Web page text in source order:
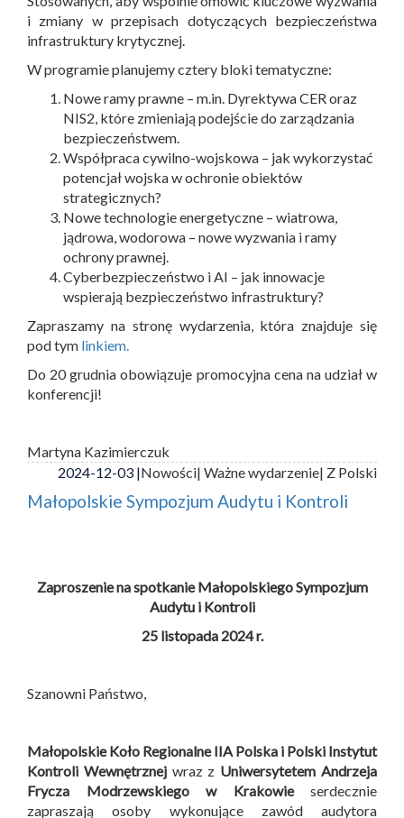
i zmiany w przepisach dotyczących bezpieczeństwa
infrastruktury krytycznej.
W programie planujemy cztery bloki tematyczne:
Nowe ramy prawne – m.in. Dyrektywa CER oraz
NIS2, które zmieniają podejście do zarządzania
bezpieczeństwem.
Współpraca cywilno-wojskowa – jak wykorzystać
potencjał wojska w ochronie obiektów
strategicznych?
Nowe technologie energetyczne – wiatrowa,
jądrowa, wodorowa – nowe wyzwania i ramy
ochrony prawnej.
Cyberbezpieczeństwo i AI – jak innowacje
wspierają bezpieczeństwo infrastruktury?
Zapraszamy na stronę wydarzenia, która znajduje się
pod tym linkiem.
Do 20 grudnia obowiązuje promocyjna cena na udział w
konferencji!
Martyna Kazimierczuk
2024-12-03 |Nowości| Ważne wydarzenie| Z Polski
Małopolskie Sympozjum Audytu i Kontroli
Zaproszenie na spotkanie Małopolskiego Sympozjum
Audytu i Kontroli
25 listopada 2024 r.
Szanowni Państwo,
Małopolskie Koło Regionalne IIA Polska i Polski Instytut
Kontroli Wewnętrznejwraz z Uniwersytetem Andrzeja
Frycza Modrzewskiego w Krakowieserdecznie
zapraszają osoby wykonujące zawód audytora